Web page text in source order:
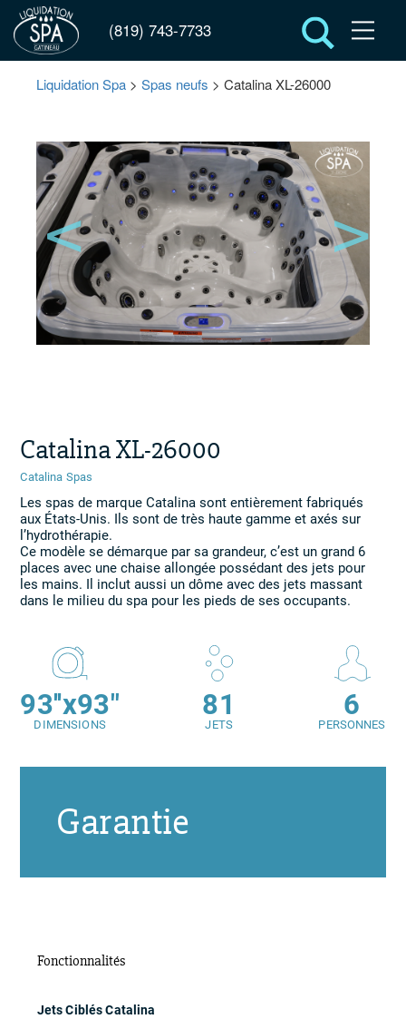
(819) 743-7733
Liquidation Spa >Spas neufs > Catalina XL-26000
Catalina XL-26000
Catalina Spas
Les spas de marque Catalina sont entièrement fabriqués
aux États-Unis. Ils sont de très haute gamme et axés sur
l’hydrothérapie.
Ce modèle se démarque par sa grandeur, c’est un grand 6
places avec une chaise allongée possédant des jets pour
les mains. Il inclut aussi un dôme avec des jets massant
dans le milieu du spa pour les pieds de ses occupants.
93''x93"
DIMENSIONS
81
JETS
6
PERSONNES
Garantie
Fonctionnalités
Jets Ciblés Catalina